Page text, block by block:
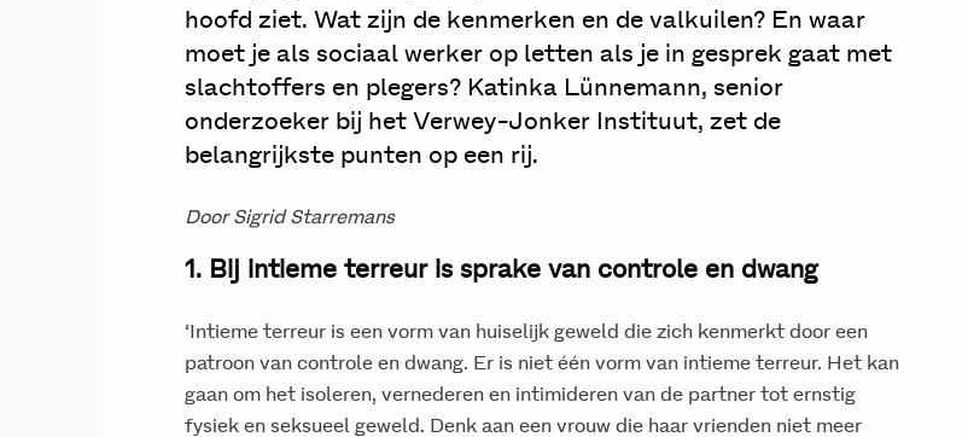
hoofd ziet. Wat zijn de kenmerken en de valkuilen? En waar
moet je als sociaal werker op letten als je in gesprek gaat met
slachtoffers en plegers? Katinka Lünnemann, senior
onderzoeker bij het Verwey-Jonker Instituut, zet de
belangrijkste punten op een rij.
Door Sigrid Starremans
1. Bij intieme terreur is sprake van controle en dwang
‘Intieme terreur is een vorm van huiselijk geweld die zich kenmerkt door een
patroon van controle en dwang. Er is niet één vorm van intieme terreur. Het kan
gaan om het isoleren, vernederen en intimideren van de partner tot ernstig
fysiek en seksueel geweld. Denk aan een vrouw die haar vrienden niet meer